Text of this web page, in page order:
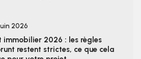
2026
immobilier 2026 : les règles
restent strictes, ce que cela